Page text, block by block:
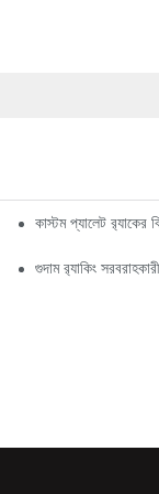
কাস্টম প্যালেট র‍্যাকের
গুদাম র‍্যাকিং